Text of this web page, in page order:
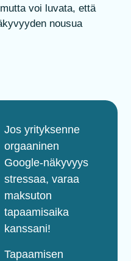
voi luvata, että
nousua
Jos yrityksenne
orgaaninen
Google-näkyvyys
stressaa, varaa
maksuton
tapaamisaika
kanssani!
Tapaamisen